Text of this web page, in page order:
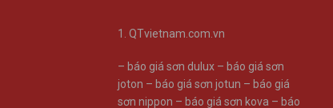
1. QTvietnam.com.vn
– báo giá sơn dulux – báo giá sơn
joton – báo giá sơn jotun – báo giá
sơn nippon – báo giá sơn kova – báo